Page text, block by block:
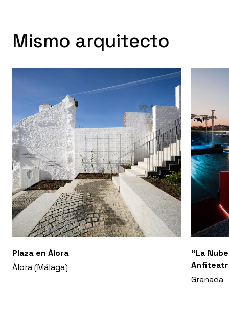
Mismo arquitecto
Plaza en Álora
Álora (Málaga)
"La
Granada